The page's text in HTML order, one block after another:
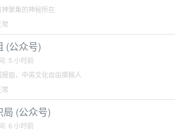
聚集的神秘所在
(公众号)
: 5 小时前
姐，中英文化自由撰稿人
(公众号)
: 6 小时前